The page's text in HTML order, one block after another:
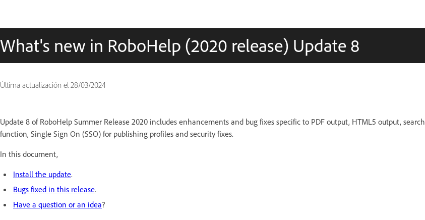
What's new in RoboHelp (2020 release) Update 8
Última actualización el 28/03/2024
Update 8 of RoboHelp Summer Release 2020 includes enhancements and bug fixes specific to PDF output, HTML5 output, search
function, Single Sign On (SSO) for publishing profiles and security fixes.
In this document,
Install the update.
Bugs fixed in this release.
Have a question or an idea?